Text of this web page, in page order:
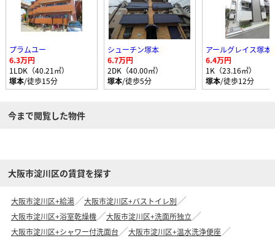
プラムユー
6.3万円
1LDK（40.21㎡）
塚本/徒歩15分
シューチン塚本
6.7万円
2DK（40.00㎡）
塚本/徒歩5分
アールグレイス塚本
6.4万円
1K（23.16㎡）
塚本/徒歩12分
今まで閲覧した物件
大阪市淀川区の賃貸を探す
大阪市淀川区+給湯
大阪市淀川区+バストイレ別
大阪市淀川区+浴室乾燥機
大阪市淀川区+洗面所独立
大阪市淀川区+シャワー付洗面台
大阪市淀川区+温水洗浄便座